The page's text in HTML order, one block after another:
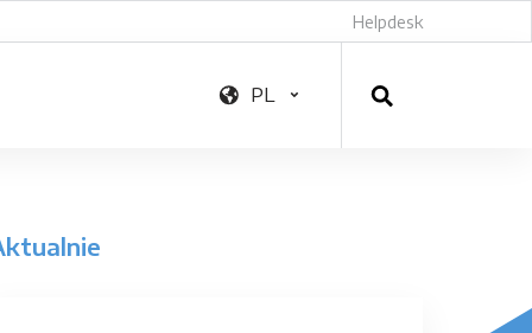
Helpdesk
PL